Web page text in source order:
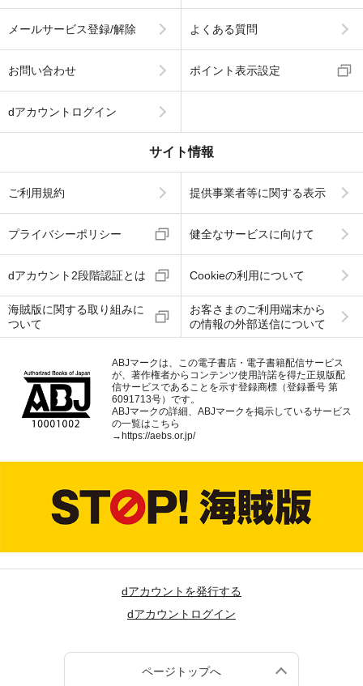
メールサービス登録/解除 よくある質問
お問い合わせ ポイント表示設定
dアカウントログイン
サイト情報
ご利用規約 提供事業者等に関する表示
プライバシーポリシー 健全なサービスに向けて
dアカウント2段階認証とは Cookieの利用について
海賊版に関する取り組みに
ついて
お客さまのご利用端末から
の情報の外部送信について
ABJマークは、この電子書店・電子書籍配信サービス
が、著作権者からコンテンツ使用許諾を得た正規版配
信サービスであることを示す登録商標（登録番号 第
6091713号）です。
ABJマークの詳細、ABJマークを掲示しているサービス
の一覧はこちら
→https://aebs.or.jp/
dアカウントを発行する
dアカウントログイン
ページトップへ